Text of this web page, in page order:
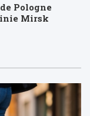
Pologne
Mirsk